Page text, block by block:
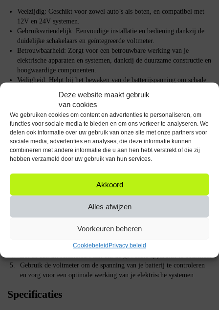
Deze website maakt gebruik
van cookies
We gebruiken cookies om content en advertenties te personaliseren, om
functies voor sociale media te bieden en om ons verkeer te analyseren. We
delen ook informatie over uw gebruik van onze site met onze partners voor
sociale media, advertenties en analyses, die deze informatie kunnen
combineren met andere informatie die u aan hen hebt verstrekt of die zij
hebben verzameld door uw gebruik van hun services.
Akkoord
Alles afwijzen
Voorkeuren beheren
Cookiebeleid Privacy beleid
Veelzijdig: Geschikt voor zowel auto’s als boten, en compatibel met
12V en 24V systemen.
Gebruiksvriendelijk: Eenvoudige installatie en bediening dankzij de
duidelijke schakelaars en geïntegreerde voltmeter.
Betrouwbaarheid: Zorgt voor een betrouwbare werking van je
elektrische apparaten en systemen, dankzij de duurzame constructie en
hoogwaardige componenten.
Veiligheid: Helpt bij het bewaken van de batterijspanning om schade
Waarom kiezen voor het ProRide® Schakelpaneel?
Het ProRide® Schakelpaneel 12V voor Auto/Boot biedt een ideale
oplossing voor iedereen die op zoek is naar een betrouwbare en
veelzijdige schakelaaroplossing. Of je nu je auto-accessoires wilt
bedienen of de elektrische systemen van je boot wilt beheren, dit
hebt.
Hoe te gebruiken:
Monteer het schakelpaneel op de gewenste locatie in je auto of boot.
Sluit de bedrading aan volgens de meegeleverde schema’s en
Verbind het paneel met het 12V of 24V systeem van je voertuig.
Gebruik de voltmeter om de spanning van je batterij te controleren
en zorg voor een optimale werking van je elektrische systemen.
Specificaties